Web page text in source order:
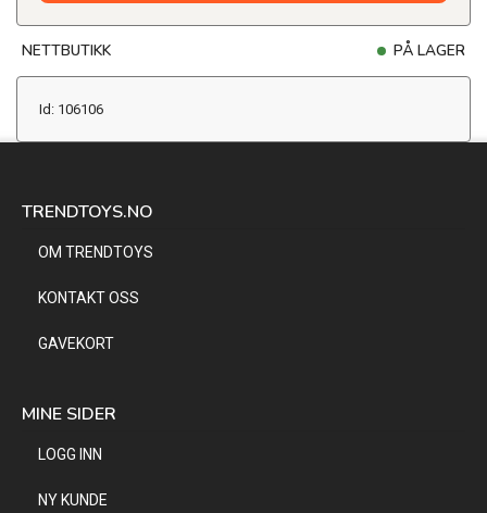
NETTBUTIKK PÅ LAGER
Id: 106106
TRENDTOYS.NO
OM TRENDTOYS
KONTAKT OSS
GAVEKORT
MINE SIDER
LOGG INN
NY KUNDE